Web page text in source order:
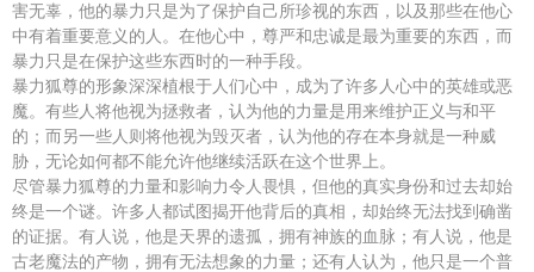
害无辜，他的暴力只是为了保护自己所珍视的东西，以及那些在他心
中有着重要意义的人。在他心中，尊严和忠诚是最为重要的东西，而
暴力只是在保护这些东西时的一种手段。
暴力狐尊的形象深深植根于人们心中，成为了许多人心中的英雄或恶
魔。有些人将他视为拯救者，认为他的力量是用来维护正义与和平
的；而另一些人则将他视为毁灭者，认为他的存在本身就是一种威
胁，无论如何都不能允许他继续活跃在这个世界上。
尽管暴力狐尊的力量和影响力令人畏惧，但他的真实身份和过去却始
终是一个谜。许多人都试图揭开他背后的真相，却始终无法找到确凿
的证据。有人说，他是天界的遗孤，拥有神族的血脉；有人说，他是
古老魔法的产物，拥有无法想象的力量；还有人认为，他只是一个普